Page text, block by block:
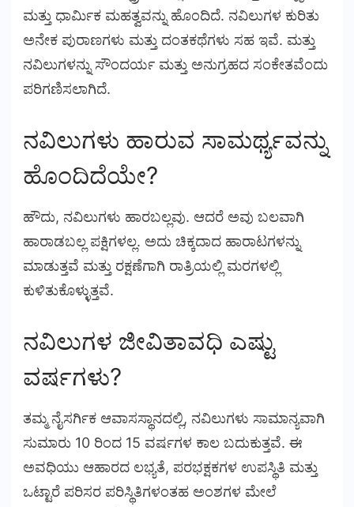
ಮತ್ತು ಧಾರ್ಮಿಕ ಮಹತ್ವವನ್ನು ಹೊಂದಿದೆ. ನವಿಲುಗಳ ಕುರಿತು
ಅನೇಕ ಪುರಾಣಗಳು ಮತ್ತು ದಂತಕಥೆಗಳು ಸಹ ಇವೆ. ಮತ್ತು
ನವಿಲುಗಳನ್ನು ಸೌಂದರ್ಯ ಮತ್ತು ಅನುಗ್ರಹದ ಸಂಕೇತವೆಂದು
ಪರಿಗಣಿಸಲಾಗಿದೆ.
ನವಿಲುಗಳು ಹಾರುವ ಸಾಮರ್ಥ್ಯವನ್ನು
ಹೊಂದಿದೆಯೇ?
ಹೌದು, ನವಿಲುಗಳು ಹಾರಬಲ್ಲವು. ಆದರೆ ಅವು ಬಲವಾಗಿ
ಹಾರಾಡಬಲ್ಲ ಪಕ್ಷಿಗಳಲ್ಲ. ಅದು ಚಿಕ್ಕದಾದ ಹಾರಾಟಗಳನ್ನು
ಮಾಡುತ್ತವೆ ಮತ್ತು ರಕ್ಷಣೆಗಾಗಿ ರಾತ್ರಿಯಲ್ಲಿ ಮರಗಳಲ್ಲಿ
ಕುಳಿತುಕೊಳ್ಳುತ್ತವೆ.
ನವಿಲುಗಳ ಜೀವಿತಾವಧಿ ಎಷ್ಟು
ವರ್ಷಗಳು?
ತಮ್ಮ ನೈಸರ್ಗಿಕ ಆವಾಸಸ್ಥಾನದಲ್ಲಿ, ನವಿಲುಗಳು ಸಾಮಾನ್ಯವಾಗಿ
ಸುಮಾರು 10 ರಿಂದ 15 ವರ್ಷಗಳ ಕಾಲ ಬದುಕುತ್ತವೆ. ಈ
ಅವಧಿಯು ಆಹಾರದ ಲಭ್ಯತೆ, ಪರಭಕ್ಷಕಗಳ ಉಪಸ್ಥಿತಿ ಮತ್ತು
ಒಟ್ಟಾರೆ ಪರಿಸರ ಪರಿಸ್ಥಿತಿಗಳಂತಹ ಅಂಶಗಳ ಮೇಲೆ